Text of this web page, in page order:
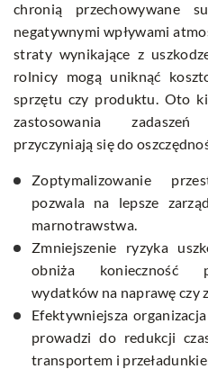
chronią przechowywane
negatywnymi wpływami
straty wynikające z
rolnicy mogą uniknąć
sprzętu czy produktu. Oto
zastosowania
przyczyniają się do
Zoptymalizowanie
pozwala na lepsze
marnotrawstwa.
Zmniejszenie ryzyka
obniża konieczność
wydatków na naprawę czy
Efektywniejsza
prowadzi do redukcji
transportem i